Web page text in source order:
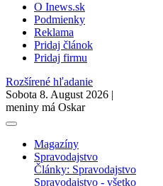
O Inews.sk
Podmienky
Reklama
Pridaj článok
Pridaj firmu
Rozšírené hľadanie
Sobota 8. August 2026 |
meniny má Oskar
Magazíny
Spravodajstvo
Články: Spravodajstvo
Spravodajstvo - všetko